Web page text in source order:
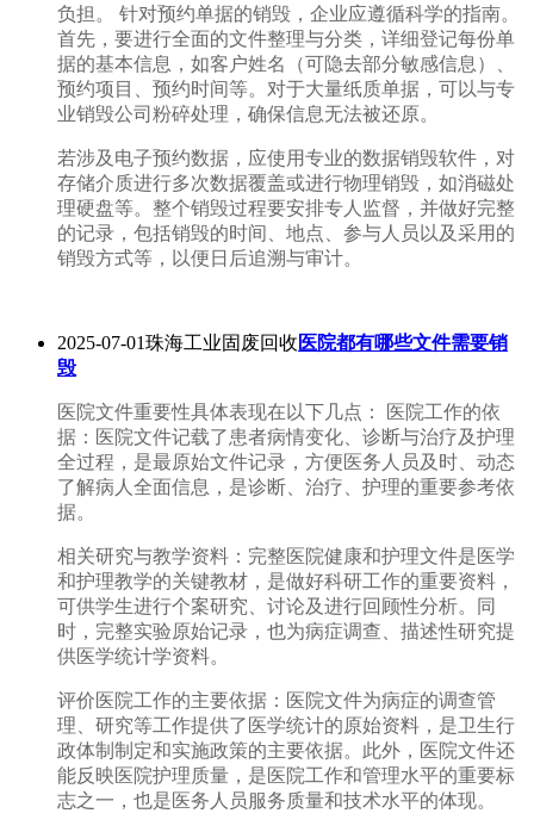
负担。 针对预约单据的销毁，企业应遵循科学的指南。
首先，要进行全面的文件整理与分类，详细登记每份单
据的基本信息，如客户姓名（可隐去部分敏感信息）、
预约项目、预约时间等。对于大量纸质单据，可以与专
业销毁公司粉碎处理，确保信息无法被还原。
若涉及电子预约数据，应使用专业的数据销毁软件，对
存储介质进行多次数据覆盖或进行物理销毁，如消磁处
理硬盘等。整个销毁过程要安排专人监督，并做好完整
的记录，包括销毁的时间、地点、参与人员以及采用的
销毁方式等，以便日后追溯与审计。
2025-07-01珠海工业固废回收 医院都有哪些文件需要销
毁
医院文件重要性具体表现在以下几点： 医院工作的依
据：医院文件记载了患者病情变化、诊断与治疗及护理
全过程，是最原始文件记录，方便医务人员及时、动态
了解病人全面信息，是诊断、治疗、护理的重要参考依
据。
相关研究与教学资料：完整医院健康和护理文件是医学
和护理教学的关键教材，是做好科研工作的重要资料，
可供学生进行个案研究、讨论及进行回顾性分析。同
时，完整实验原始记录，也为病症调查、描述性研究提
供医学统计学资料。
评价医院工作的主要依据：医院文件为病症的调查管
理、研究等工作提供了医学统计的原始资料，是卫生行
政体制制定和实施政策的主要依据。此外，医院文件还
能反映医院护理质量，是医院工作和管理水平的重要标
志之一，也是医务人员服务质量和技术水平的体现。